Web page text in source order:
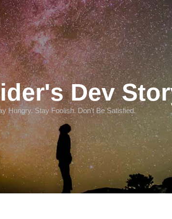
Dev
Hungry. Stay Foolish. Don't Be Satisfied.